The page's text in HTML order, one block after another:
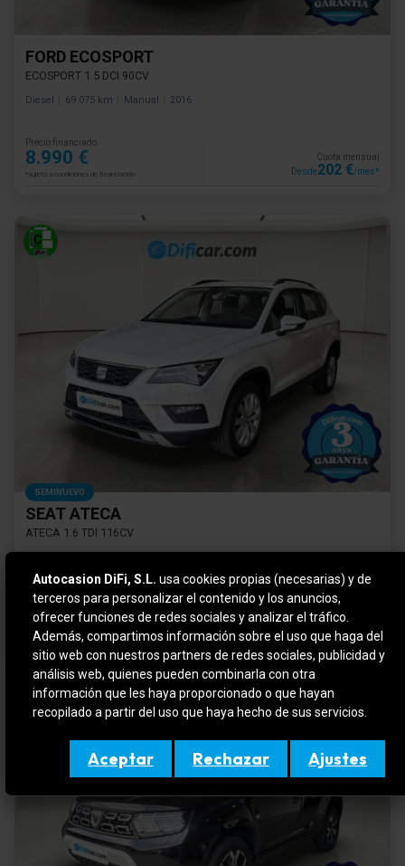
FORD ECOSPORT
ECOSPORT 1.5 DCI 90CV
Diesel 69.075 km Manual 2016
Precio financiado
8.990 €
*sujeto a condiciones de financiación
Cuota mensual
Desde202 €/mes*
SEMINUEVO
SEAT ATECA
ATECA 1.6 TDI 116CV
Precio financiado
16.490 €
*sujeto a condiciones de financiación
Cuota mensual
272 €
Autocasion DiFi, S.L. usa cookies propias (necesarias) y de
terceros para personalizar el contenido y los anuncios,
ofrecer funciones de redes sociales y analizar el tráfico.
Además, compartimos información sobre el uso que haga del
sitio web con nuestros partners de redes sociales, publicidad y
análisis web, quienes pueden combinarla con otra
información que les haya proporcionado o que hayan
recopilado a partir del uso que haya hecho de sus servicios.
Aceptar Rechazar Ajustes